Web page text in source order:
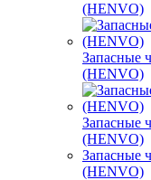
(HENVO)
Запасные
(HENVO)
Запасные
(HENVO)
Запасные
(HENVO)